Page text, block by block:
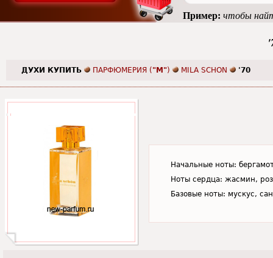
ДУХИ КУПИТЬ ПАРФЮМЕРИЯ ( "M") MILA SCHON '70
Начальные ноты:
Ноты сердца: жасмин,
Базовые ноты: мускус,
Пример: чтобы